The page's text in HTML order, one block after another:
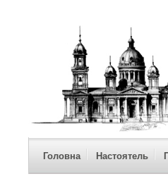
Головна Настоятель